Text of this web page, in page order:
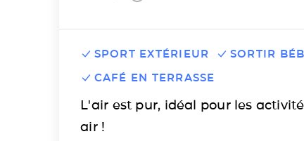
SPORT EXTÉRIEUR
SORTIR
CAFÉ EN TERRASSE
L'air est pur, idéal pour les
air !